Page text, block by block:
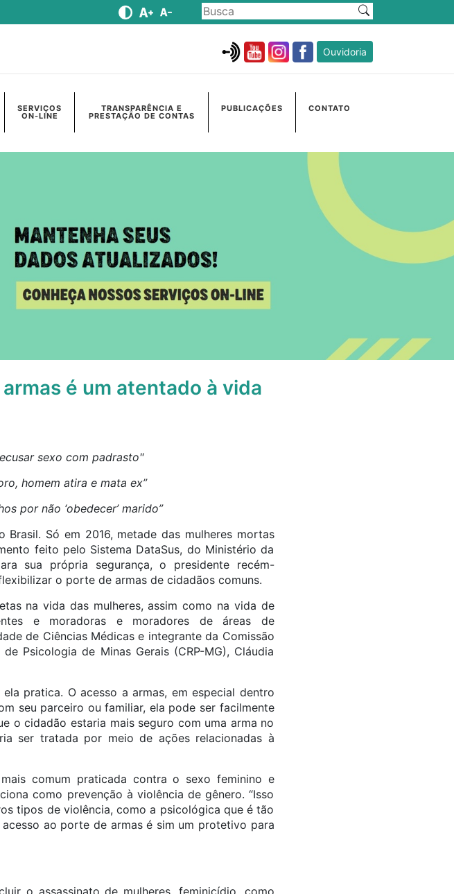
Ouvidoria
SERVIÇOS
ON-LINE
TRANSPARÊNCIA E
PRESTAÇÃO DE CONTAS
PUBLICAÇÕES CONTATO
é um atentado à vida
sexo com padrasto"
homem atira e mata ex”
por não ‘obedecer’ marido”
Só em 2016, metade das mulheres mortas
feito pelo Sistema DataSus, do Ministério da
sua própria segurança, o presidente recém-
o porte de armas de cidadãos comuns.
na vida das mulheres, assim como na vida de
e moradoras e moradores de áreas de
de Ciências Médicas e integrante da Comissão
Psicologia de Minas Gerais (CRP-MG), Cláudia
pratica. O acesso a armas, em especial dentro
seu parceiro ou familiar, ela pode ser facilmente
o cidadão estaria mais seguro com uma arma no
ser tratada por meio de ações relacionadas à
comum praticada contra o sexo feminino e
como prevenção à violência de gênero. “Isso
tipos de violência, como a psicológica que é tão
ao porte de armas é sim um protetivo para